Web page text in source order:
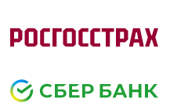
подробнее